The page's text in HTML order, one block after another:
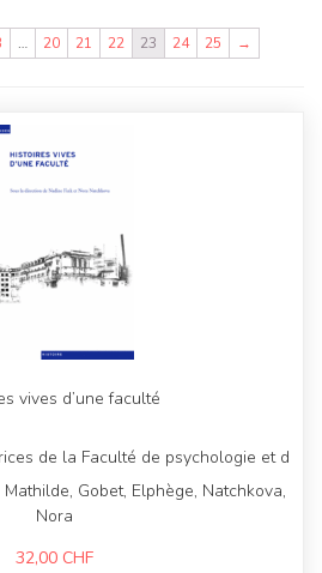
vives d’une faculté
de la Faculté de psychologie et d
Gobet, Elphège, Natchkova,
Nora
32,00 CHF
… 20 21 22 23 24 25 →